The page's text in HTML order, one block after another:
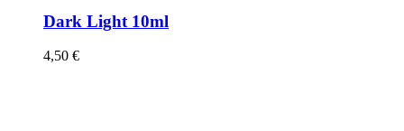
Dark Light 10ml
4,50 €